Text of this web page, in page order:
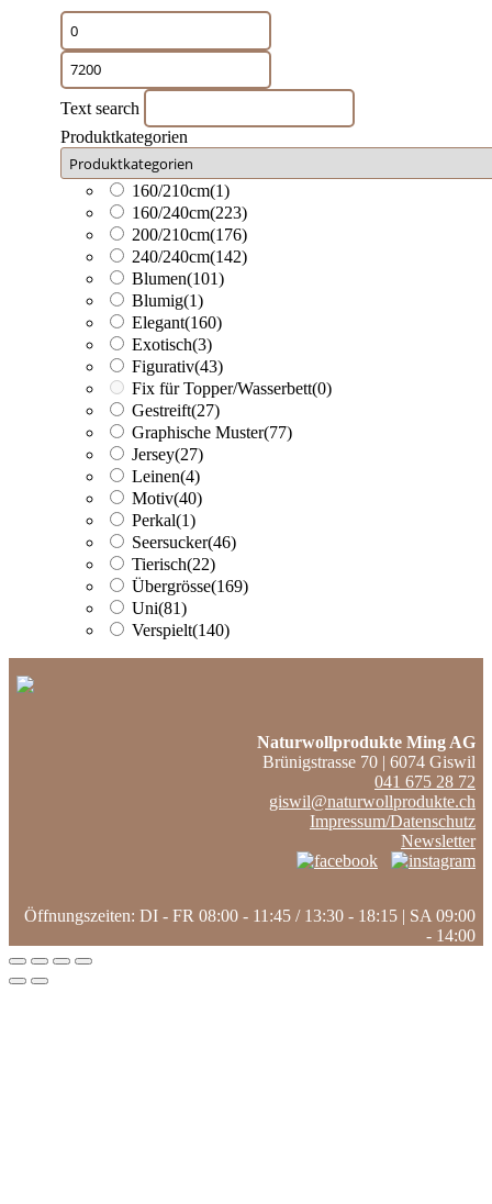
Text search
Produktkategorien
160/210cm(1)
160/240cm(223)
200/210cm(176)
240/240cm(142)
Blumen(101)
Blumig(1)
Elegant(160)
Exotisch(3)
Figurativ(43)
Fix für Topper/Wasserbett(0)
Gestreift(27)
Graphische Muster(77)
Jersey(27)
Leinen(4)
Motiv(40)
Perkal(1)
Seersucker(46)
Tierisch(22)
Übergrösse(169)
Uni(81)
Verspielt(140)
Naturwollprodukte Ming AG
Brünigstrasse 70 | 6074 Giswil
041 675 28 72
giswil@naturwollprodukte.ch
Impressum/Datenschutz
Newsletter
Öffnungszeiten: DI - FR 08:00 - 11:45 / 13:30 - 18:15 | SA 09:00
- 14:00